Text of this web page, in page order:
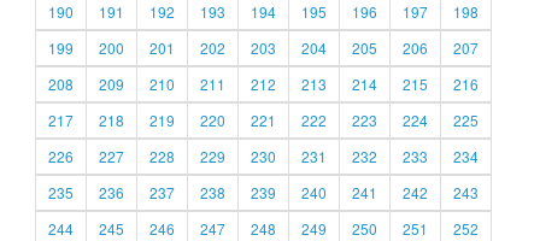
190
191 192 193 194 195 196 197
198
199
200 201 202 203 204 205 206
207
208
209 210 211 212 213 214 215
216
217
218 219 220 221 222 223 224
225
226
227 228 229 230 231 232 233
234
235
236 237 238 239 240 241 242
243
244
245 246 247 248 249 250 251 252